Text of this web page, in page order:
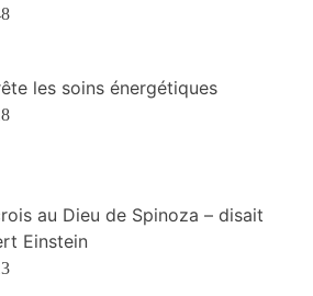
les soins énergétiques
au Dieu de Spinoza – disait
Einstein